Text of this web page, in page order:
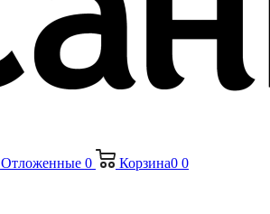
Отложенные 0 Корзина0 0